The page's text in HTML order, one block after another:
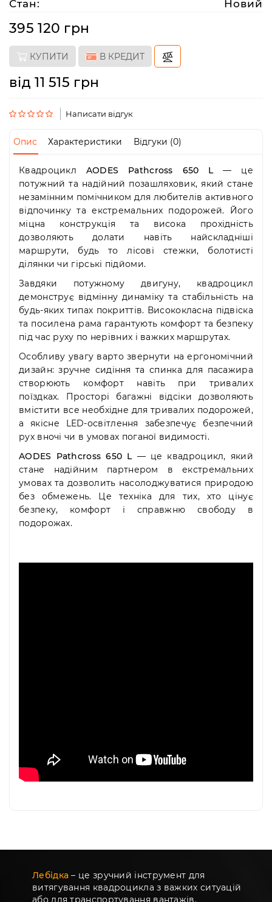
artmoto.info@gmail.com
Режим
роботи:
Пн-
09:00
19:00
Сб
-
19:00
Нд
-
вихідний
Стан:
Новий
395 120 грн
КУПИТИ В КРЕДИТ
від 11 515 грн
Написати відгук
Опис Характеристики Відгуки (0)
Квадроцикл AODES Pathcross 650 L— це
потужний та надійний позашляховик, який стане
незамінним помічником для любителів активного
відпочинку та екстремальних подорожей. Його
міцна конструкція та висока прохідність
дозволяють долати навіть найскладніші
маршрути, будь то лісові стежки, болотисті
ділянки чи гірські підйоми.
Завдяки потужному двигуну, квадроцикл
демонструє відмінну динаміку та стабільність на
будь-яких типах покриттів. Висококласна підвіска
та посилена рама гарантують комфорт та безпеку
під час руху по нерівних і важких маршрутах.
Особливу увагу варто звернути на ергономічний
дизайн: зручне сидіння та спинка для пасажира
створюють комфорт навіть при тривалих
поїздках. Просторі багажні відсіки дозволяють
вмістити все необхідне для тривалих подорожей,
а якісне LED-освітлення забезпечує безпечний
рух вночі чи в умовах поганої видимості.
AODES Pathcross 650 L— це квадроцикл, який
стане надійним партнером в екстремальних
умовах та дозволить насолоджуватися природою
без обмежень. Це техніка для тих, хто цінує
безпеку, комфорт і справжню свободу в
подорожах.
Лебідка – це зручний інструмент для
витягування квадроцикла з важких ситуацій
або для транспортування вантажів.